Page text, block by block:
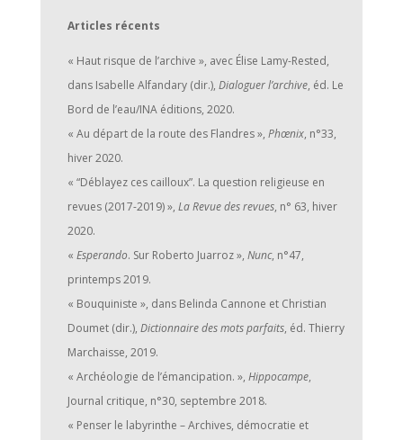
Articles récents
« Haut risque de l’archive », avec Élise Lamy-Rested,
dans Isabelle Alfandary (dir.), Dialoguer l’archive, éd. Le
Bord de l’eau/INA éditions, 2020.
« Au départ de la route des Flandres », Phœnix, n°33,
hiver 2020.
« “Déblayez ces cailloux”. La question religieuse en
revues (2017-2019) », La Revue des revues, n° 63, hiver
2020.
« Esperando. Sur Roberto Juarroz », Nunc, n°47,
printemps 2019.
« Bouquiniste », dans Belinda Cannone et Christian
Doumet (dir.), Dictionnaire des mots parfaits, éd. Thierry
Marchaisse, 2019.
« Archéologie de l’émancipation. », Hippocampe,
Journal critique, n°30, septembre 2018.
« Penser le labyrinthe – Archives, démocratie et